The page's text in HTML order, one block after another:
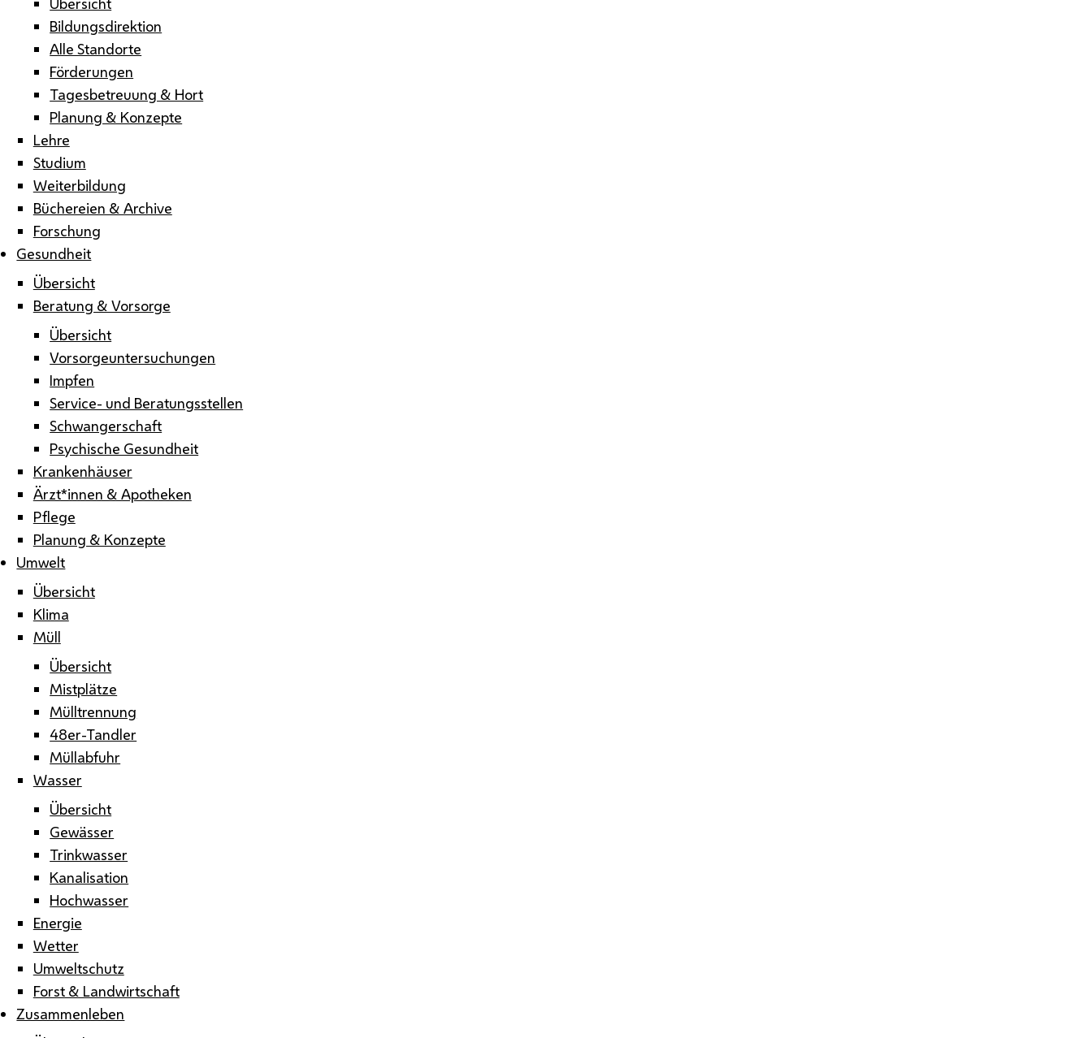
Bildungsdirektion
Alle Standorte
Förderungen
Tagesbetreuung & Hort
Planung & Konzepte
Lehre
Studium
Weiterbildung
Büchereien & Archive
Forschung
Gesundheit
Übersicht
Beratung & Vorsorge
Übersicht
Vorsorgeuntersuchungen
Impfen
Service- und Beratungsstellen
Schwangerschaft
Psychische Gesundheit
Krankenhäuser
Ärzt*innen & Apotheken
Pflege
Planung & Konzepte
Umwelt
Übersicht
Klima
Müll
Übersicht
Mistplätze
Mülltrennung
48er-Tandler
Müllabfuhr
Wasser
Übersicht
Gewässer
Trinkwasser
Kanalisation
Hochwasser
Energie
Wetter
Umweltschutz
Forst & Landwirtschaft
Zusammenleben